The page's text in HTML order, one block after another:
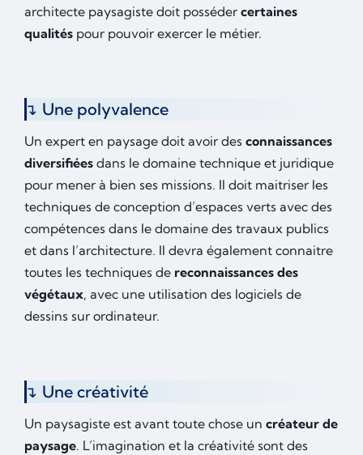
architecte paysagiste doit posséder certaines
qualités pour pouvoir exercer le métier.
Une polyvalence
Un expert en paysage doit avoir des connaissances
diversifiées dans le domaine technique et juridique
pour mener à bien ses missions. Il doit maitriser les
techniques de conception d’espaces verts avec des
compétences dans le domaine des travaux publics
et dans l’architecture. Il devra également connaitre
toutes les techniques de reconnaissances des
végétaux, avec une utilisation des logiciels de
dessins sur ordinateur.
Une créativité
Un paysagiste est avant toute chose un créateur de
paysage. L’imagination et la créativité sont des